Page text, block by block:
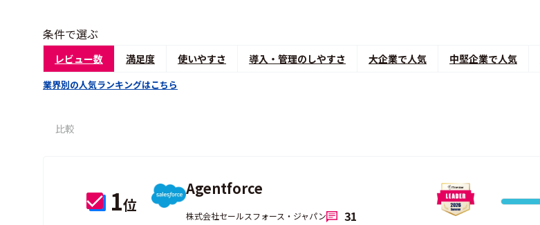
条件で選ぶ
レビュー数 満足度 使いやすさ 導入・管理のしやすさ 大企業で人気 中堅企業で人気
業界別の人気ランキングはこちら
比較
1位
Agentforce
株式会社セールスフォース・ジャパン 31